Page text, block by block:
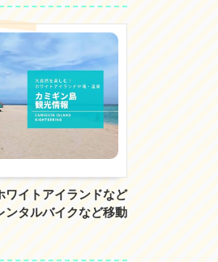
ワイトアイランドなど
ンタルバイクなど移動